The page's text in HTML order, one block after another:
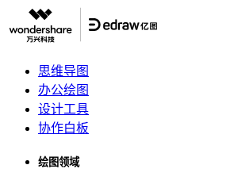
思维导图
办公绘图
设计工具
协作白板
绘图领域